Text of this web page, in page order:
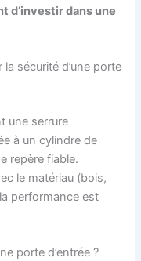
d’investir dans une
sécurité d’une porte
une serrure
à un cylindre de
repère fiable.
le matériau (bois,
performance est
porte d’entrée ?